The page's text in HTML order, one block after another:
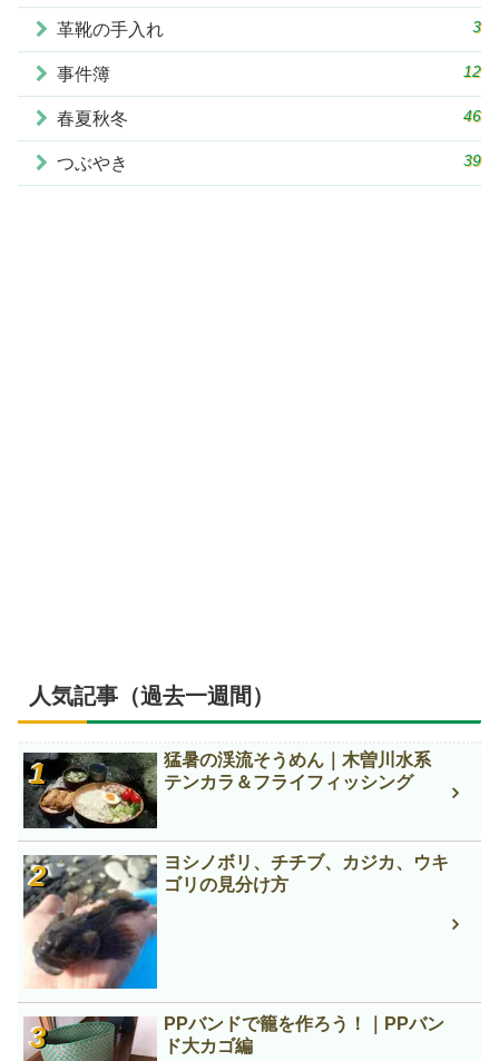
革靴の手入れ 3
事件簿 12
春夏秋冬 46
つぶやき 39
人気記事（過去一週間）
猛暑の渓流そうめん｜木曽川水系
テンカラ＆フライフィッシング
ヨシノボリ、チチブ、カジカ、ウキ
ゴリの見分け方
PPバンドで籠を作ろう！｜PPバン
ド大カゴ編